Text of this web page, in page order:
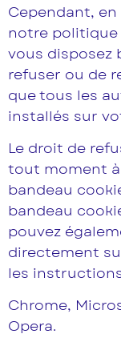
Cependant,
notre
vous disposez
refuser ou de
que tous les
installés sur
Le droit de
tout moment à
bandeau
bandeau
pouvez
directement
les
Chrome,
Opera.